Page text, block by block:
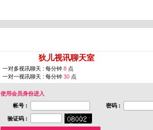
狄儿视讯聊天室
一对多视讯聊天 : 每分钟 8 点
一对一视讯聊天 : 每分钟 30 点
使用会员身份进入
帐号 :
密码 :
验证码 :